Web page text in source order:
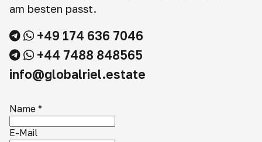
am besten passt.
+49 174 636 7046
+44 7488 848565
info@globalriel.estate
Name *
E-Mail